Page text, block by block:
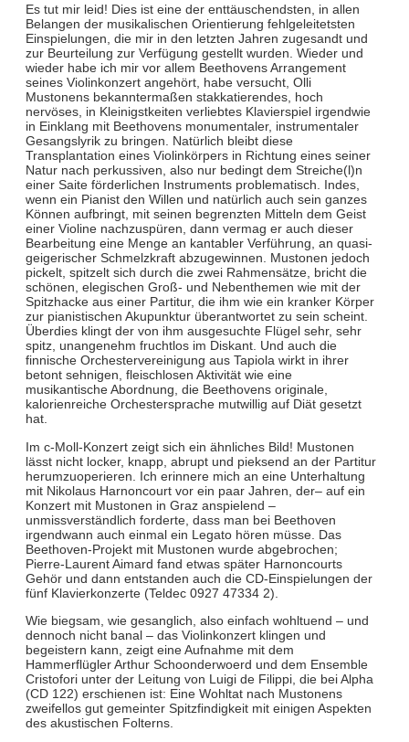
Es tut mir leid! Dies ist eine der enttäuschendsten, in allen
Belangen der musikalischen Orientierung fehlgeleitetsten
Einspielungen, die mir in den letzten Jahren zugesandt und
zur Beurteilung zur Verfügung gestellt wurden. Wieder und
wieder habe ich mir vor allem Beethovens Arrangement
seines Violinkonzert angehört, habe versucht, Olli
Mustonens bekanntermaßen stakkatierendes, hoch
nervöses, in Kleinigstkeiten verliebtes Klavierspiel irgendwie
in Einklang mit Beethovens monumentaler, instrumentaler
Gesangslyrik zu bringen. Natürlich bleibt diese
Transplantation eines Violinkörpers in Richtung eines seiner
Natur nach perkussiven, also nur bedingt dem Streiche(l)n
einer Saite förderlichen Instruments problematisch. Indes,
wenn ein Pianist den Willen und natürlich auch sein ganzes
Können aufbringt, mit seinen begrenzten Mitteln dem Geist
einer Violine nachzuspüren, dann vermag er auch dieser
Bearbeitung eine Menge an kantabler Verführung, an quasi-
geigerischer Schmelzkraft abzugewinnen. Mustonen jedoch
pickelt, spitzelt sich durch die zwei Rahmensätze, bricht die
schönen, elegischen Groß- und Nebenthemen wie mit der
Spitzhacke aus einer Partitur, die ihm wie ein kranker Körper
zur pianistischen Akupunktur überantwortet zu sein scheint.
Überdies klingt der von ihm ausgesuchte Flügel sehr, sehr
spitz, unangenehm fruchtlos im Diskant. Und auch die
finnische Orchestervereinigung aus Tapiola wirkt in ihrer
betont sehnigen, fleischlosen Aktivität wie eine
musikantische Abordnung, die Beethovens originale,
kalorienreiche Orchestersprache mutwillig auf Diät gesetzt
hat.
Im c-Moll-Konzert zeigt sich ein ähnliches Bild! Mustonen
lässt nicht locker, knapp, abrupt und pieksend an der Partitur
herumzuoperieren. Ich erinnere mich an eine Unterhaltung
mit Nikolaus Harnoncourt vor ein paar Jahren, der– auf ein
Konzert mit Mustonen in Graz anspielend –
unmissverständlich forderte, dass man bei Beethoven
irgendwann auch einmal ein Legato hören müsse. Das
Beethoven-Projekt mit Mustonen wurde abgebrochen;
Pierre-Laurent Aimard fand etwas später Harnoncourts
Gehör und dann entstanden auch die CD-Einspielungen der
fünf Klavierkonzerte (Teldec 0927 47334 2).
Wie biegsam, wie gesanglich, also einfach wohltuend – und
dennoch nicht banal – das Violinkonzert klingen und
begeistern kann, zeigt eine Aufnahme mit dem
Hammerflügler Arthur Schoonderwoerd und dem Ensemble
Cristofori unter der Leitung von Luigi de Filippi, die bei Alpha
(CD 122) erschienen ist: Eine Wohltat nach Mustonens
zweifellos gut gemeinter Spitzfindigkeit mit einigen Aspekten
des akustischen Folterns.